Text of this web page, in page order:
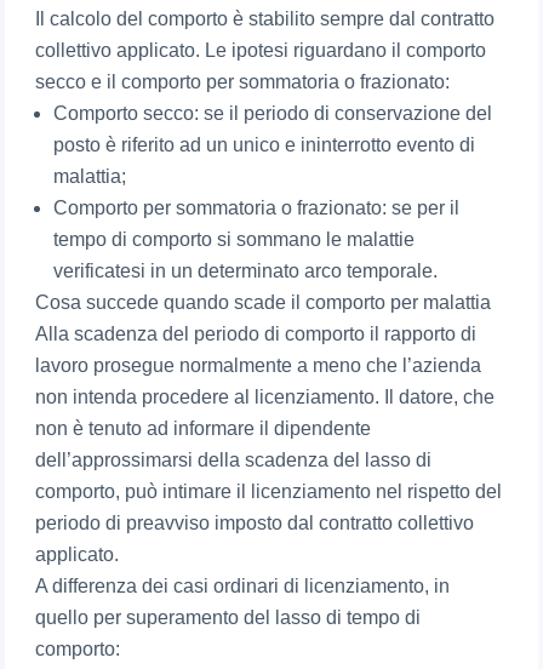
Il calcolo del comporto è stabilito sempre dal contratto
collettivo applicato. Le ipotesi riguardano il comporto
secco e il comporto per sommatoria o frazionato:
Comporto secco: se il periodo di conservazione del
posto è riferito ad un unico e ininterrotto evento di
malattia;
Comporto per sommatoria o frazionato: se per il
tempo di comporto si sommano le malattie
verificatesi in un determinato arco temporale.
Cosa succede quando scade il comporto per malattia
Alla scadenza del periodo di comporto il rapporto di
lavoro prosegue normalmente a meno che l’azienda
non intenda procedere al licenziamento. Il datore, che
non è tenuto ad informare il dipendente
dell’approssimarsi della scadenza del lasso di
comporto, può intimare il licenziamento nel rispetto del
periodo di preavviso imposto dal contratto collettivo
applicato.
A differenza dei casi ordinari di licenziamento, in
quello per superamento del lasso di tempo di
comporto: